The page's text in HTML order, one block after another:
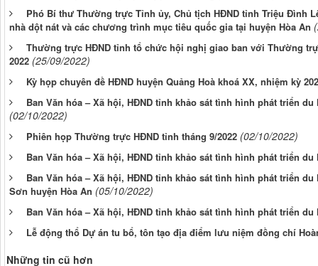
Phó Bí thư Thường trực Tỉnh ủy, Chủ tịch HĐND tỉnh Triệu Đình
nhà dột nát và các chương trình mục tiêu quốc gia tại huyện Hòa An
Thường trực HĐND tỉnh tổ chức hội nghị giao ban với Thường
2022 (25/09/2022)
Kỳ họp chuyên đề HĐND huyện Quảng Hoà khoá XX, nhiệm kỳ
Ban Văn hóa – Xã hội, HĐND tỉnh khảo sát tình hình phát triển
(02/10/2022)
Phiên họp Thường trực HĐND tỉnh tháng 9/2022 (02/10/2022)
Ban Văn hóa – Xã hội, HĐND tỉnh khảo sát tình hình phát triển
Ban Văn hóa – Xã hội, HĐND tỉnh khảo sát tình hình phát triển
Sơn huyện Hòa An (05/10/2022)
Ban Văn hóa – Xã hội, HĐND tỉnh khảo sát tình hình phát triển
Lễ động thổ Dự án tu bổ, tôn tạo địa điểm lưu niệm đồng chí
Những tin cũ hơn